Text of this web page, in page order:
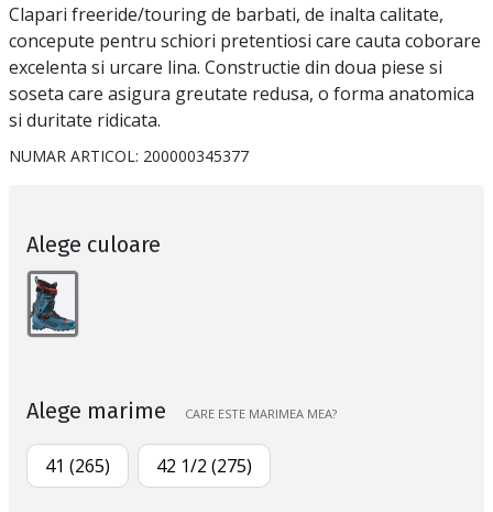
Clapari freeride/touring de barbati, de inalta calitate,
concepute pentru schiori pretentiosi care cauta coborare
excelenta si urcare lina. Constructie din doua piese si
soseta care asigura greutate redusa, o forma anatomica
si duritate ridicata.
NUMAR ARTICOL: 200000345377
Alege culoare
Alege marime CARE ESTE MARIMEA MEA?
41 (265) 42 1/2 (275)